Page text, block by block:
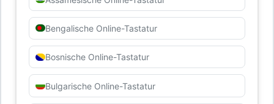
Bengalische Online-Tastatur
Bosnische Online-Tastatur
Bulgarische Online-Tastatur